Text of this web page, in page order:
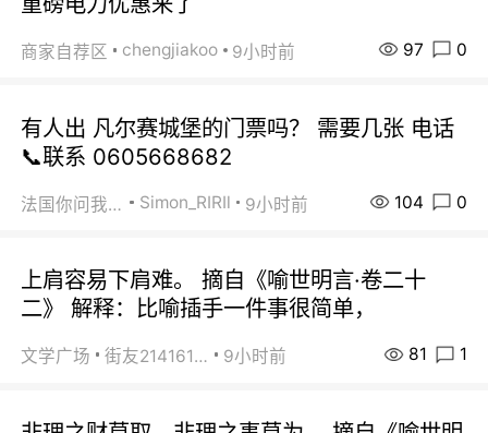
商家自荐区 chengjiakoo 9小时前 97 0
有人出 凡尔赛城堡的门票吗？ 需要几张 电话
📞联系 0605668682
法国你问我答 Simon_RIRIl 9小时前 104 0
上肩容易下肩难。 摘自《喻世明言·卷二十
二》 解释：比喻插手一件事很简单，
文学广场 街友21416156 9小时前 81 1